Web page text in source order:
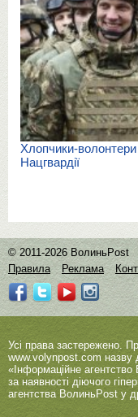
Хлопчики-
Нацгвардії
© 2011-2026 ВолиньPost
Правила
Реклама
Усі права застережено.
www.volynpost.com назву
«Інформаційне
за наявності діючого
агентства ВолиньPost у